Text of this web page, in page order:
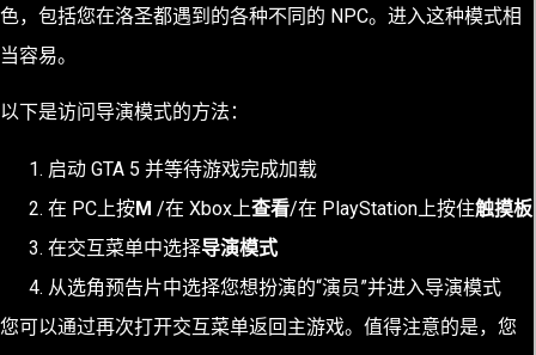
色，包括您在洛圣都遇到的各种不同的 NPC。进入这种模式相
当容易。
以下是访问导演模式的方法：
启动 GTA 5 并等待游戏完成加载
在 PC上按M /在 Xbox上查看/在 PlayStation上按住触摸板
在交互菜单中选择导演模式
从选角预告片中选择您想扮演的“演员”并进入导演模式
您可以通过再次打开交互菜单返回主游戏。值得注意的是，您